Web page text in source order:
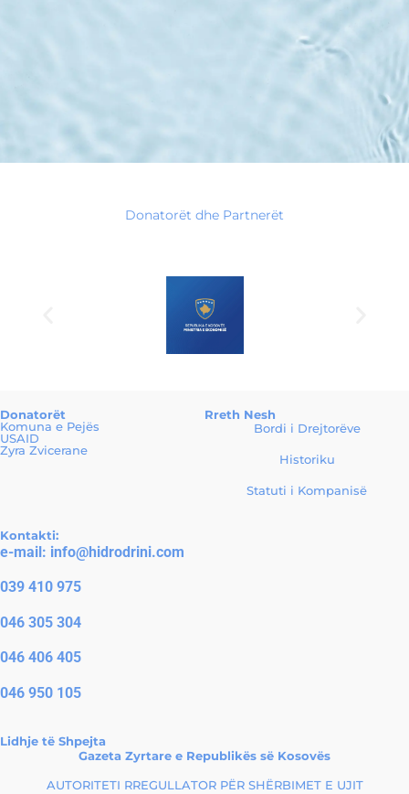
Donatorët dhe Partnerët
Donatorët
Komuna e Pejës
USAID
Zyra Zvicerane
Rreth Nesh
Bordi i Drejtorëve
Historiku
Statuti i Kompanisë
Kontakti:
e-mail: info@hidrodrini.com
039 410 975
046 305 304
046 406 405
046 950 105
Lidhje të Shpejta
Gazeta Zyrtare e Republikës së Kosovës
AUTORITETI RREGULLATOR PËR SHËRBIMET E UJIT